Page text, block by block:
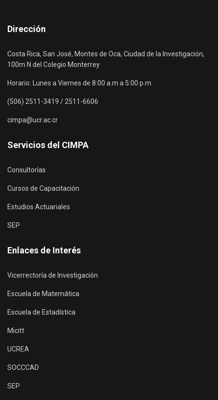
Dirección
Costa Rica, San José, Montes de Oca, Ciudad de la Investigación,
100m N del Colegio Monterrey
Horario: Lunes a Viernes de 8:00 a.m a 5:00 p.m
(506) 2511-3419 / 2511-6606
cimpa@ucr.ac.cr
Servicios del CIMPA
Consultorías
Cursos de Capacitación
Estudios Actuariales
SEP
Enlaces de Interés
Vicerrectoría de Investigación
Escuela de Matemática
Escuela de Estadística
Micitt
UCREA
SOCCCAD
SEP